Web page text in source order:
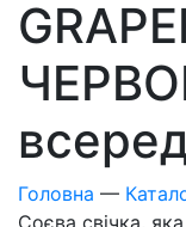
Головна —
Соєва свічка,